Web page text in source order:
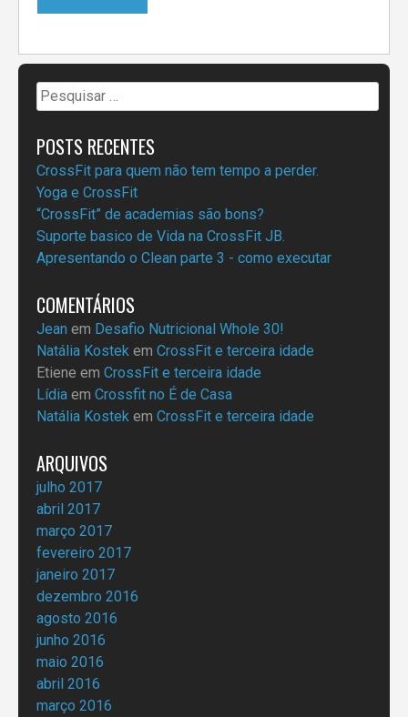
Pesquisar
por:
POSTS RECENTES
CrossFit para quem não tem tempo a perder.
Yoga e CrossFit
“CrossFit” de academias são bons?
Suporte basico de Vida na CrossFit JB.
Apresentando o Clean parte 3 - como executar
COMENTÁRIOS
Jean em Desafio Nutricional Whole 30!
Natália Kostek em CrossFit e terceira idade
Etiene em CrossFit e terceira idade
Lídia em Crossfit no É de Casa
Natália Kostek em CrossFit e terceira idade
ARQUIVOS
julho 2017
abril 2017
março 2017
fevereiro 2017
janeiro 2017
dezembro 2016
agosto 2016
junho 2016
maio 2016
abril 2016
março 2016